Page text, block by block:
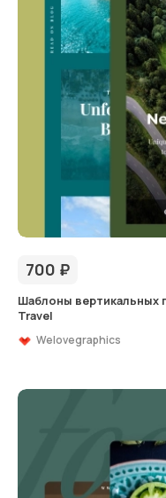
700 ₽
Шаблоны вертикальных
Travel
Welovegraphics